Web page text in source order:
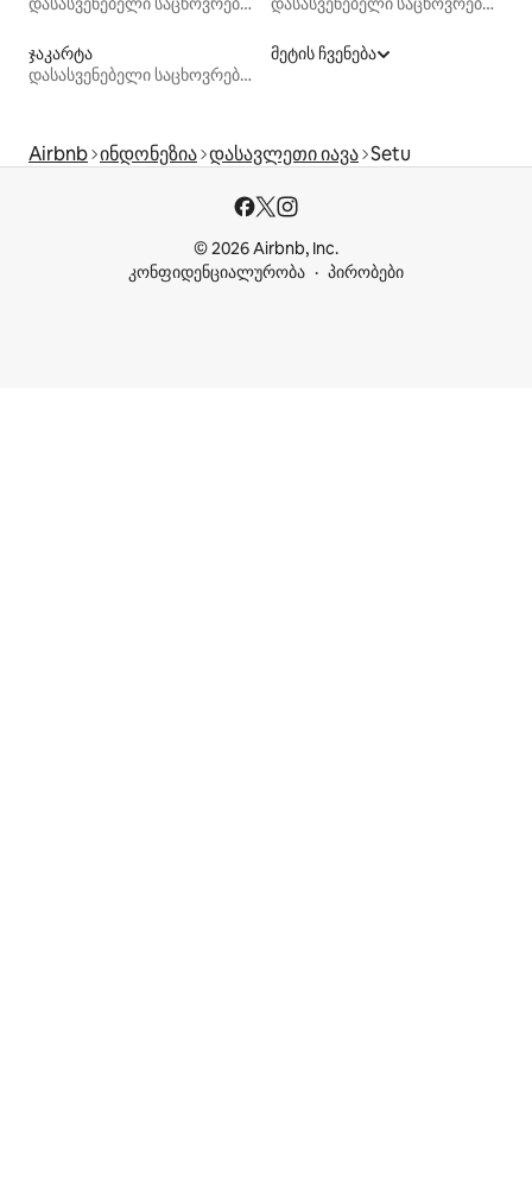
ჯაკარტა
დასასვენებელი საცხოვრებლები
მეტის ჩვენება
Airbnb ინდონეზია დასავლეთი იავა Setu
© 2026 Airbnb, Inc.
კონფიდენციალურობა
პირობები